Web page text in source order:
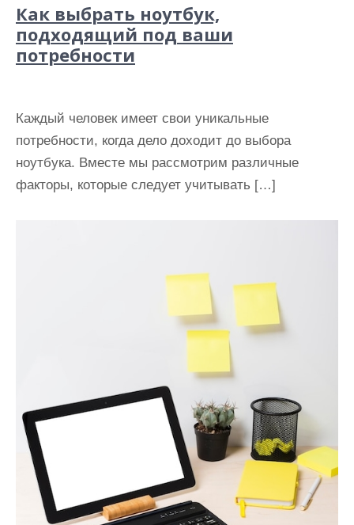
Как выбрать ноутбук,
подходящий под ваши
потребности
Каждый человек имеет свои уникальные
потребности, когда дело доходит до выбора
ноутбука. Вместе мы рассмотрим различные
факторы, которые следует учитывать […]